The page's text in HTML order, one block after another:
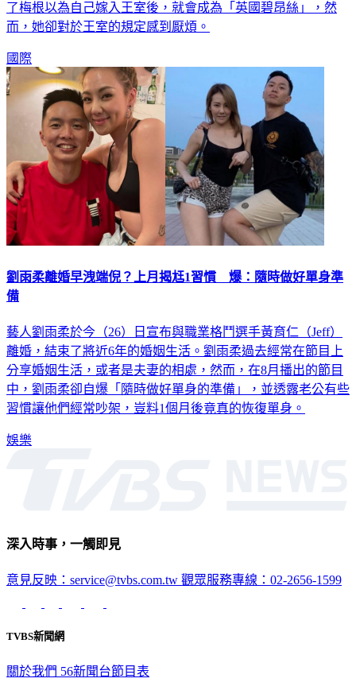
了梅根以為自己嫁入王室後，就會成為「英國碧昂絲」，然
而，她卻對於王室的規定感到厭煩。
國際
劉雨柔離婚早洩端倪？上月揭尪1習慣 爆：隨時做好單身準
備
藝人劉雨柔於今（26）日宣布與職業格鬥選手黃育仁（Jeff）
離婚，結束了將近6年的婚姻生活。劉雨柔過去經常在節目上
分享婚姻生活，或者是夫妻的相處，然而，在8月播出的節目
中，劉雨柔卻自爆「隨時做好單身的準備」，並透露老公有些
習慣讓他們經常吵架，豈料1個月後竟真的恢復單身。
娛樂
深入時事，一觸即見
意見反映：service@tvbs.com.tw 觀眾服務專線：02-2656-1599
TVBS新聞網
關於我們 56新聞台節目表